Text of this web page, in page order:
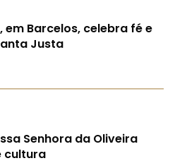
em Barcelos, celebra fé e
Justa
Senhora da Oliveira
cultura